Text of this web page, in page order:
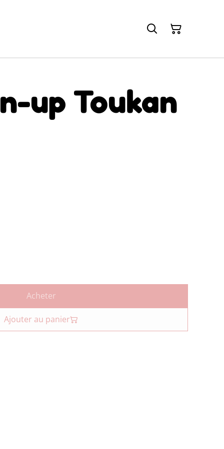
up Toukan
Acheter
Ajouter au panier